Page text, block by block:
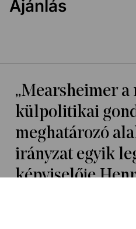
Ajánlás
„Mearsheimer
külpolitikai
meghatározó
irányzat egyik
képviselője
részben a